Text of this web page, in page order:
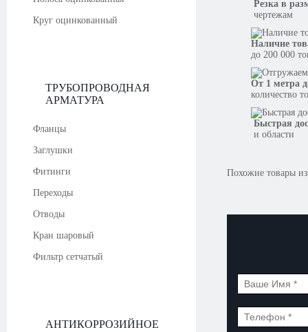
Круг оцинкованный
ТРУБОПРОВОДНАЯ
АРМАТУРА
Фланцы
Заглушки
Фитинги
Переходы
Отводы
Кран шаровый
Фильтр сетчатый
АНТИКОРРОЗИЙНОЕ
Резка в
чертежам
Наличие
до 200 000
От 1 метра
количество
Быстрая
и области
Похожие товары